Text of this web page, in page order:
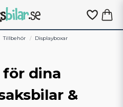
Tillbehör Displayboxar
för dina
&